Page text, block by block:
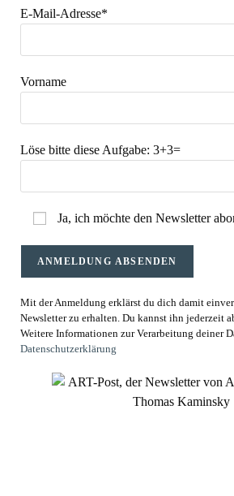
E-Mail-Adresse*
Vorname
Löse bitte diese Aufgabe: 3+3=
Ja, ich möchte den Newsletter
Mit der Anmeldung erklärst du dich damit
Newsletter zu erhalten. Du kannst ihn jederzeit
Weitere Informationen zur Verarbeitung deiner
Datenschutzerklärung